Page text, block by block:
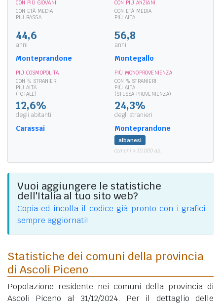
CON PIÙ GIOVANI
CON ETÀ MEDIA
PIÙ BASSA
44,6
anni
Monteprandone
CON PIÙ ANZIANI
CON ETÀ MEDIA
PIÙ ALTA
56,8
anni
Montegallo
PIÙ COSMOPOLITA
CON % STRANIERI
PIÙ ALTA
(TOTALE)
12,6%
degli abitanti
Carassai
PIÙ MONOPROVENIENZA
CON % STRANIERI
PIÙ ALTA
(STESSA PROVENIENZA)
24,3%
degli stranieri
Monteprandone
albanesi
comuni > 10.000 ab.
Vuoi aggiungere le statistiche
dell'Italia al tuo sito web?
Copia ed incolla il codice già pronto con i grafici
sempre aggiornati!
Statistiche dei comuni della provincia
di Ascoli Piceno
Popolazione residente nei comuni della provincia di
Ascoli Piceno al 31/12/2024. Per il dettaglio delle